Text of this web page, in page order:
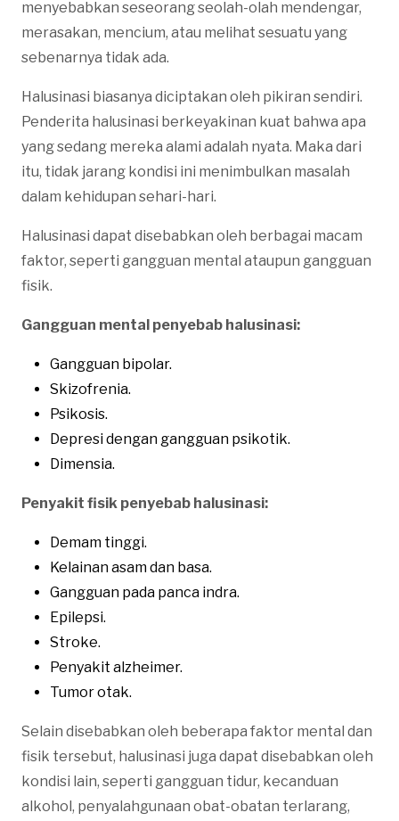
menyebabkan seseorang seolah-olah mendengar,
merasakan, mencium, atau melihat sesuatu yang
sebenarnya tidak ada.
Halusinasi biasanya diciptakan oleh pikiran sendiri.
Penderita halusinasi berkeyakinan kuat bahwa apa
yang sedang mereka alami adalah nyata. Maka dari
itu, tidak jarang kondisi ini menimbulkan masalah
dalam kehidupan sehari-hari.
Halusinasi dapat disebabkan oleh berbagai macam
faktor, seperti gangguan mental ataupun gangguan
fisik.
Gangguan mental penyebab halusinasi:
Gangguan bipolar.
Skizofrenia.
Psikosis.
Depresi dengan gangguan psikotik.
Dimensia.
Penyakit fisik penyebab halusinasi:
Demam tinggi.
Kelainan asam dan basa.
Gangguan pada panca indra.
Epilepsi.
Stroke.
Penyakit alzheimer.
Tumor otak.
Selain disebabkan oleh beberapa faktor mental dan
fisik tersebut, halusinasi juga dapat disebabkan oleh
kondisi lain, seperti gangguan tidur, kecanduan
alkohol, penyalahgunaan obat-obatan terlarang,